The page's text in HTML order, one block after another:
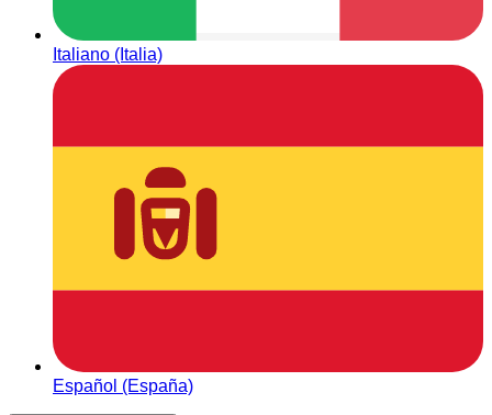
Italiano (Italia)
Español (España)